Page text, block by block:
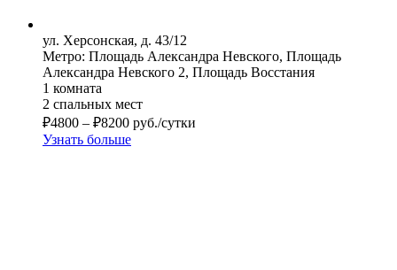
ул. Херсонская, д. 43/12
Метро: Площадь Александра Невского, Площадь
Александра Невского 2, Площадь Восстания
1 комната
2 спальных мест
₽4800 – ₽8200 руб./сутки
Узнать больше